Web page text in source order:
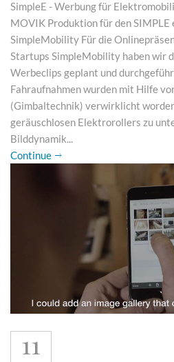
SimpleE - Werbung für
MOVIK Produktion für den SIMPLE
SimpleMobility Für die
Startups SimpleMobility haben wir
Werbeclips geplant und
Fahraufnahmen wurden mit Hilfe
(Gimbaltechnik) verwirklicht
geräuschlosen Elektrorollers zu
Bilddynamik...
Continue
11